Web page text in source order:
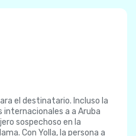
el destinatario. Incluso la
a a Aruba
sospechoso en la
Con Yolla, la persona a